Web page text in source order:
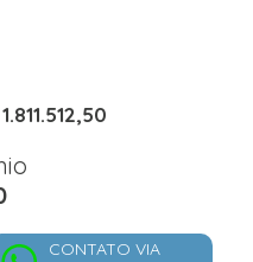
CONTATO VIA